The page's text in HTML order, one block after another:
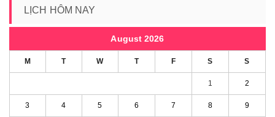
LỊCH HÔM NAY
August 2026
M T W T F S S
1 2
3 4 5 6 7 8 9